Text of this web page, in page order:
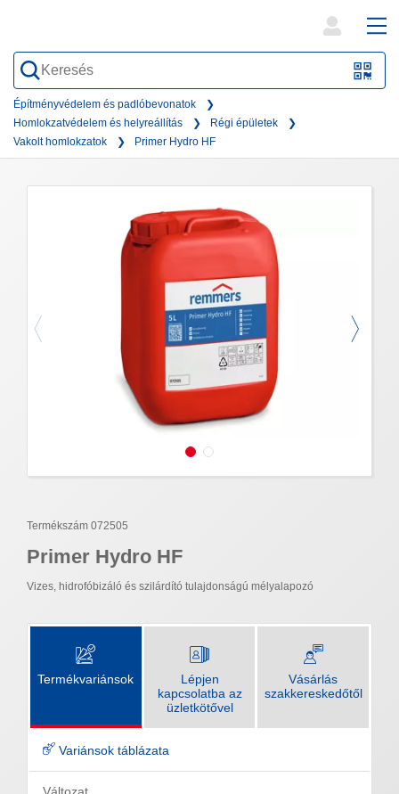
QR-
form
Építményvédelem és padlóbevonatok
Homlokzatvédelem és helyreállítás
Régi épületek
Vakolt homlokzatok
Primer Hydro HF
Termékszám 072505
Primer Hydro HF
Vizes, hidrofóbizáló és szilárdító tulajdonságú mélyalapozó
Termékvariánsok
Lépjen
kapcsolatba az
üzletkötővel
Vásárlás
szakkereskedőtől
Variánsok táblázata